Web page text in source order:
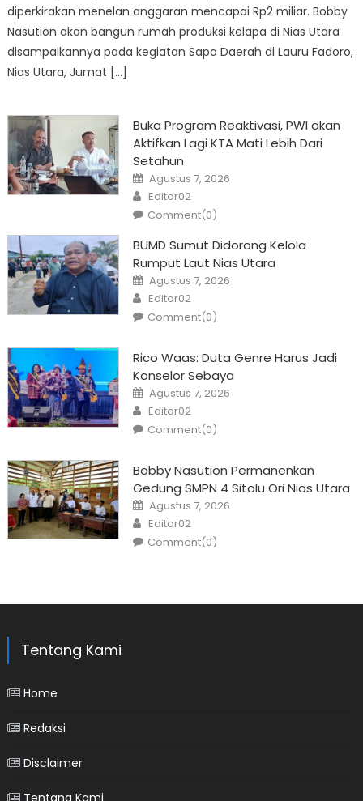
diperkirakan menelan anggaran mencapai Rp2 miliar. Bobby
Nasution akan bangun rumah produksi kelapa di Nias Utara
disampaikannya pada kegiatan Sapa Daerah di Lauru Fadoro,
Nias Utara, Jumat […]
Buka Program Reaktivasi, PWI akan
Aktifkan Lagi KTA Mati Lebih Dari
Setahun
Posted
on
Agustus 7, 2026
Author
Editor02
Comment(0)
BUMD Sumut Didorong Kelola
Rumput Laut Nias Utara
Posted
on
Agustus 7, 2026
Author
Editor02
Comment(0)
Rico Waas: Duta Genre Harus Jadi
Konselor Sebaya
Posted
on
Agustus 7, 2026
Author
Editor02
Comment(0)
Bobby Nasution Permanenkan
Gedung SMPN 4 Sitolu Ori Nias Utara
Posted
on
Agustus 7, 2026
Author
Editor02
Comment(0)
Tentang Kami
Home
Redaksi
Disclaimer